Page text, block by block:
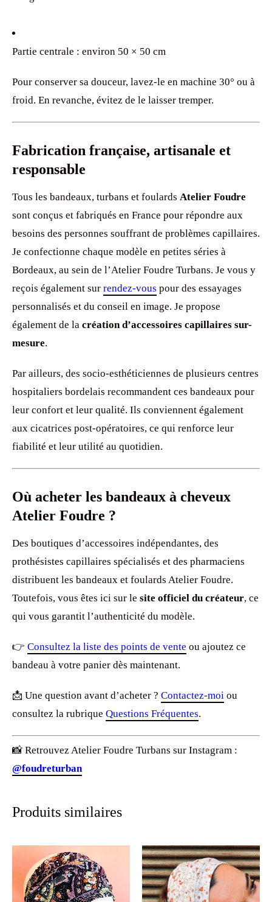
Partie centrale : environ 50 × 50 cm
Pour conserver sa douceur, lavez-le en machine 30° ou à
froid. En revanche, évitez de le laisser tremper.
Fabrication française, artisanale et
responsable
Tous les bandeaux, turbans et foulards Atelier Foudre
sont conçus et fabriqués en France pour répondre aux
besoins des personnes souffrant de problèmes capillaires.
Je confectionne chaque modèle en petites séries à
Bordeaux, au sein de l’Atelier Foudre Turbans. Je vous y
reçois également sur rendez-vous pour des essayages
personnalisés et du conseil en image. Je propose
également de la création d’accessoires capillaires sur-
mesure.
Par ailleurs, des socio-esthéticiennes de plusieurs centres
hospitaliers bordelais recommandent ces bandeaux pour
leur confort et leur qualité. Ils conviennent également
aux cicatrices post-opératoires, ce qui renforce leur
fiabilité et leur utilité au quotidien.
Où acheter les bandeaux à cheveux
Atelier Foudre ?
Des boutiques d’accessoires indépendantes, des
prothésistes capillaires spécialisés et des pharmaciens
distribuent les bandeaux et foulards Atelier Foudre.
Toutefois, vous êtes ici sur le site officiel du créateur, ce
qui vous garantit l’authenticité du modèle.
👉 Consultez la liste des points de vente ou ajoutez ce
bandeau à votre panier dès maintenant.
📩 Une question avant d’acheter ? Contactez-moi ou
consultez la rubrique Questions Fréquentes.
📸 Retrouvez Atelier Foudre Turbans sur Instagram :
@foudreturban
Produits similaires